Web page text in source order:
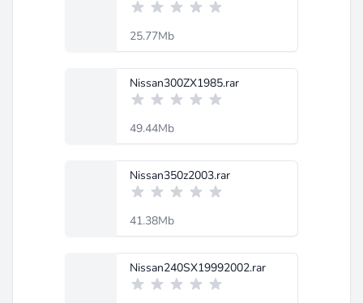
25.77Mb
Nissan300ZX1985.rar
49.44Mb
Nissan350z2003.rar
41.38Mb
Nissan240SX19992002.rar